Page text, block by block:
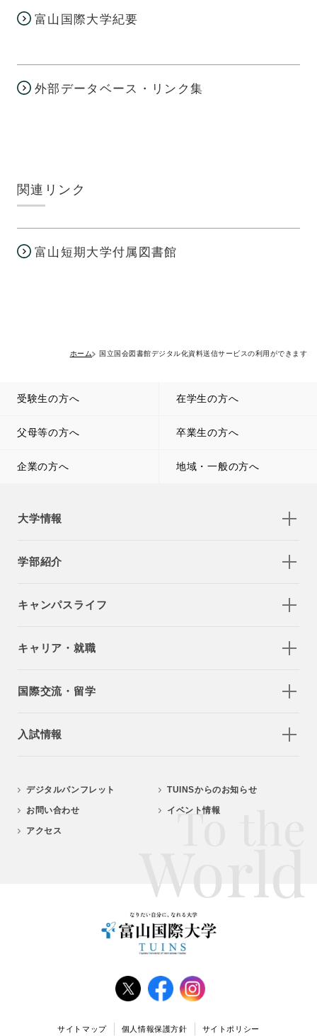
富山国際大学紀要
外部データベース・リンク集
関連リンク
富山短期大学付属図書館
ホーム 国立国会図書館デジタル化資料送信サービスの利用ができます
受験生の方へ 在学生の方へ
父母等の方へ 卒業生の方へ
企業の方へ 地域・一般の方へ
大学情報
学部紹介
キャンパスライフ
キャリア・就職
国際交流・留学
入試情報
デジタルパンフレット
お問い合わせ
アクセス
TUINSからのお知らせ
イベント情報
To the
World
サイトマップ 個人情報保護方針 サイトポリシー